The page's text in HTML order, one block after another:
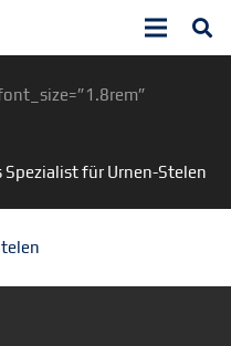
Spezialist für Urnen-Stelen